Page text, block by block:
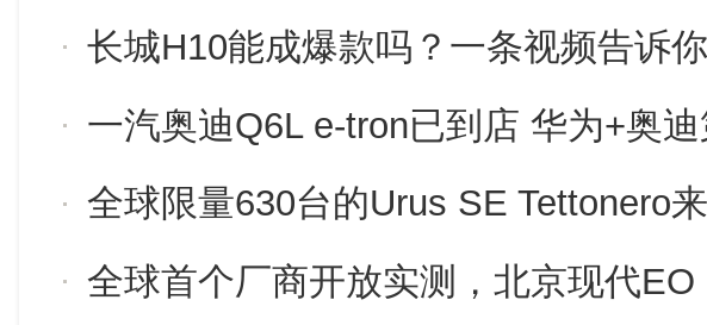
长城H10能成爆款吗？一条视频告诉
全球限量630台的Urus SE Tettonero